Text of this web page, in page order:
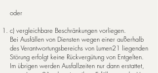
oder
c) vergleichbare Beschränkungen vorliegen.
Bei Ausfällen von Diensten wegen einer außerhalb
des Verantwortungsbereichs von Lumen21 liegenden
Störung erfolgt kei­ne Rückvergütung von Entgelten.
Im übrigen werden Ausfallzeiten nur dann erstattet,